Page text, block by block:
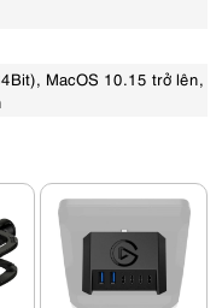
MacOS 10.15 trở lên,